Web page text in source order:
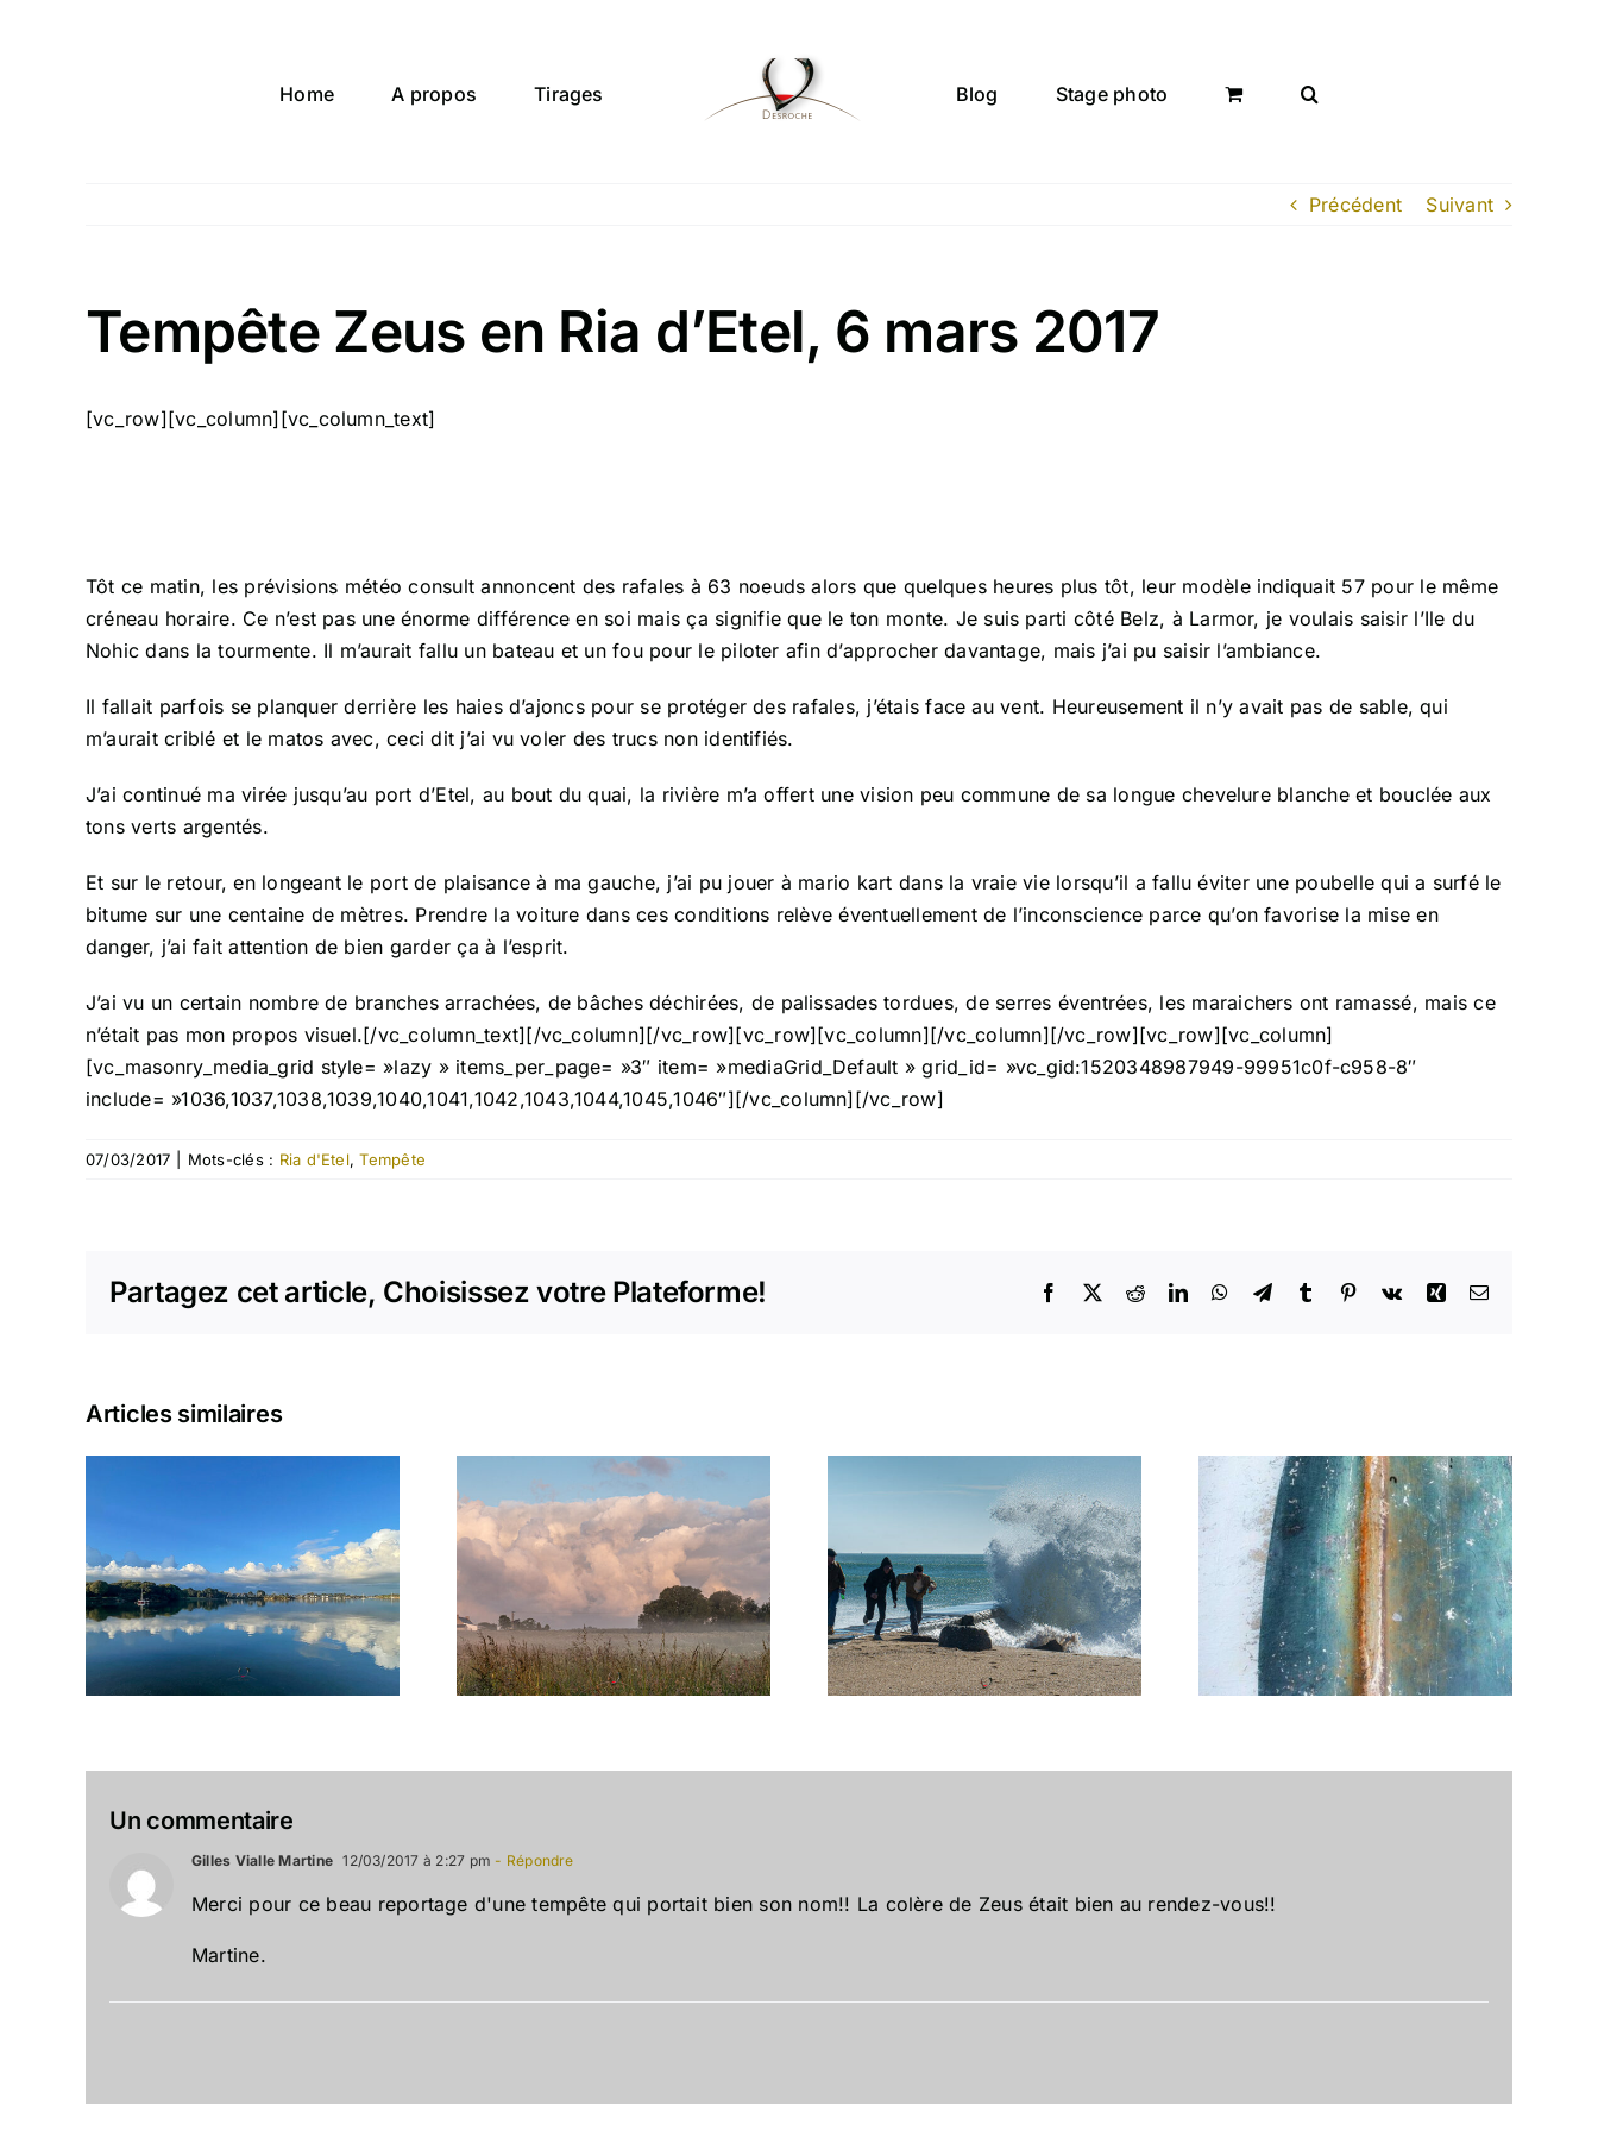
Home A propos Tirages Blog Stage photo
Précédent Suivant
Tempête Zeus en Ria d’Etel, 6 mars 2017
[vc_row][vc_column][vc_column_text]
Tôt ce matin, les prévisions météo consult annoncent des rafales à 63 noeuds alors que quelques heures plus tôt, leur modèle indiquait 57 pour le même
créneau horaire. Ce n’est pas une énorme différence en soi mais ça signifie que le ton monte. Je suis parti côté Belz, à Larmor, je voulais saisir l’Ile du
Nohic dans la tourmente. Il m’aurait fallu un bateau et un fou pour le piloter afin d’approcher davantage, mais j’ai pu saisir l’ambiance.
Il fallait parfois se planquer derrière les haies d’ajoncs pour se protéger des rafales, j’étais face au vent. Heureusement il n’y avait pas de sable, qui
m’aurait criblé et le matos avec, ceci dit j’ai vu voler des trucs non identifiés.
J’ai continué ma virée jusqu’au port d’Etel, au bout du quai, la rivière m’a offert une vision peu commune de sa longue chevelure blanche et bouclée aux
tons verts argentés.
Et sur le retour, en longeant le port de plaisance à ma gauche, j’ai pu jouer à mario kart dans la vraie vie lorsqu’il a fallu éviter une poubelle qui a surfé le
bitume sur une centaine de mètres. Prendre la voiture dans ces conditions relève éventuellement de l’inconscience parce qu’on favorise la mise en
danger, j’ai fait attention de bien garder ça à l’esprit.
J’ai vu un certain nombre de branches arrachées, de bâches déchirées, de palissades tordues, de serres éventrées, les maraichers ont ramassé, mais ce
n’était pas mon propos visuel.[/vc_column_text][/vc_column][/vc_row][vc_row][vc_column][/vc_column][/vc_row][vc_row][vc_column]
[vc_masonry_media_grid style= »lazy » items_per_page= »3″ item= »mediaGrid_Default » grid_id= »vc_gid:1520348987949-99951c0f-c958-8″
include= »1036,1037,1038,1039,1040,1041,1042,1043,1044,1045,1046″][/vc_column][/vc_row]
07/03/2017 Mots-clés : Ria d'Etel,Tempête
Partagez cet article, Choisissez votre Plateforme! Facebook
X RedditLinkedInWhatsApp
TelegramTumblr Pinterest
Vk Xing Email
Articles similaires
Matinale
plouhinecoise
L’appel de la
mousse
Crazy World Anse du Nohic
Un commentaire
Gilles Vialle Martine 12/03/2017 à 2:27 pm - Répondre
Merci pour ce beau reportage d'une tempête qui portait bien son nom!! La colère de Zeus était bien au rendez-vous!!
Martine.